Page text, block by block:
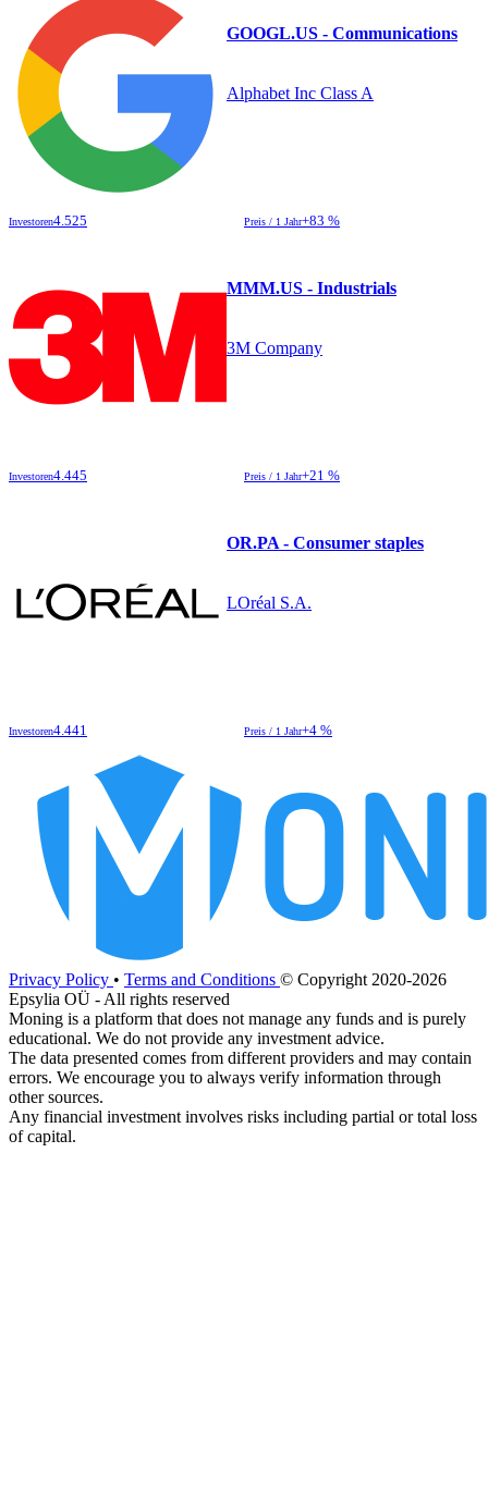
GOOGL.US - Communications
Alphabet Inc Class A
Investoren4.525 Preis / 1 Jahr+83 %
MMM.US - Industrials
3M Company
Investoren4.445 Preis / 1 Jahr+21 %
OR.PA - Consumer staples
LOréal S.A.
Investoren4.441 Preis / 1 Jahr+4 %
Privacy Policy • Terms and Conditions © Copyright 2020-2026
Epsylia OÜ - All rights reserved
Moning is a platform that does not manage any funds and is purely
educational. We do not provide any investment advice.
The data presented comes from different providers and may contain
errors. We encourage you to always verify information through
other sources.
Any financial investment involves risks including partial or total loss
of capital.